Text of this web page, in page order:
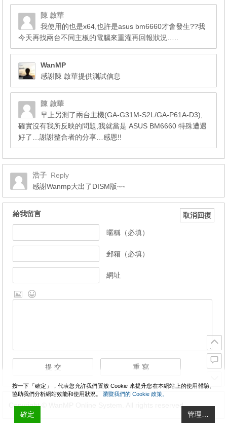
陳 啟華
我使用的也是x64,也許是asus bm6660才會發生??我
今天再找兩台不同主板的電腦來重灌再回報狀況…..
WanMP
感謝陳 啟華提供測試信息
陳 啟華
早上另測了兩台主機(GA-G31M-S2L/GA-P61A-D3),
確實沒有我所反映的問題,我就當是 ASUS BM6660 特殊遭遇
好了…謝謝整合者的分享…感恩!!
浩子 Reply
感謝Wanmp大出了DISM版~~
給我留言 取消回復
暱稱（必填）
郵箱（必填）
網址
Copyright © WanMP Online System. All rights reserved.
按一下「確定」，代表您允許我們置放 Cookie 來提升您在本網站上的使用體驗、
協助我們分析網站效能和使用狀況。 瀏覽我們的 Cookie 政策。
確定 管理…